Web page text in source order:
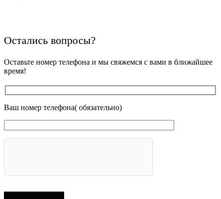
Остались вопросы?
Оставьте номер телефона и мы свяжемся с вами в ближайшее
время!
Ваш номер телефона( обязательно)